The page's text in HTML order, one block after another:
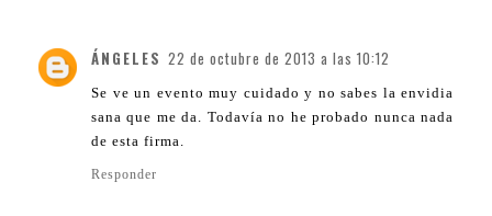
ÁNGELES 22 de octubre de 2013 a las 10:12
Se ve un evento muy cuidado y no sabes la envidia
sana que me da. Todavía no he probado nunca nada
de esta firma.
Responder